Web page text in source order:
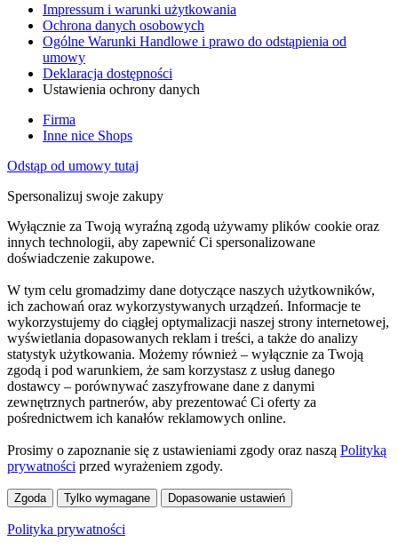
Impressum i warunki użytkowania
Ochrona danych osobowych
Ogólne Warunki Handlowe i prawo do odstąpienia od
umowy
Deklaracja dostępności
Ustawienia ochrony danych
Firma
Inne nice Shops
Odstąp od umowy tutaj
Spersonalizuj swoje zakupy
Wyłącznie za Twoją wyraźną zgodą używamy plików cookie oraz
innych technologii, aby zapewnić Ci spersonalizowane
doświadczenie zakupowe.
W tym celu gromadzimy dane dotyczące naszych użytkowników,
ich zachowań oraz wykorzystywanych urządzeń. Informacje te
wykorzystujemy do ciągłej optymalizacji naszej strony internetowej,
wyświetlania dopasowanych reklam i treści, a także do analizy
statystyk użytkowania. Możemy również – wyłącznie za Twoją
zgodą i pod warunkiem, że sam korzystasz z usług danego
dostawcy – porównywać zaszyfrowane dane z danymi
zewnętrznych partnerów, aby prezentować Ci oferty za
pośrednictwem ich kanałów reklamowych online.
Prosimy o zapoznanie się z ustawieniami zgody oraz naszą Polityką
prywatności przed wyrażeniem zgody.
Zgoda Tylko wymagane Dopasowanie ustawień
Polityka prywatności